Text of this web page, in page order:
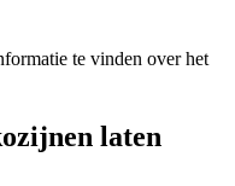
te vinden over het
laten